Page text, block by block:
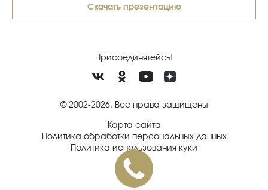
Скачать презентацию
Присоединятейсь!
© 2002-2026. Все права защищены
Карта сайта
Политика обработки персональных данных
Политика использования куки